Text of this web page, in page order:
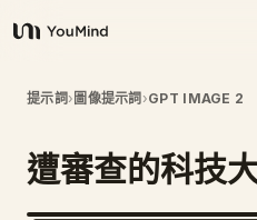
YouMind
概覽
使用案例
提示詞› 圖像提示詞 ›GPT IMAGE 2
遭審查的科技